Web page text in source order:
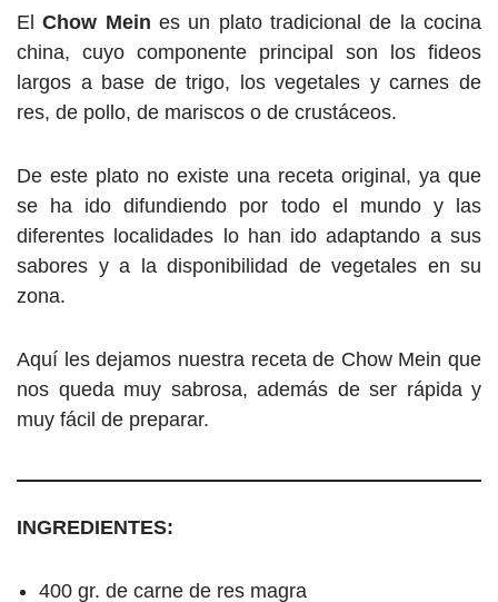
ElChow Mein es un plato tradicional de la cocina
china, cuyo componente principal son los fideos
largos a base de trigo, los vegetales y carnes de
res, de pollo, de mariscos o de crustáceos.
De este plato no existe una receta original, ya que
se ha ido difundiendo por todo el mundo y las
diferentes localidades lo han ido adaptando a sus
sabores y a la disponibilidad de vegetales en su
zona.
Aquí les dejamos nuestra receta de Chow Mein que
nos queda muy sabrosa, además de ser rápida y
muy fácil de preparar.
INGREDIENTES:
400 gr. de carne de res magra